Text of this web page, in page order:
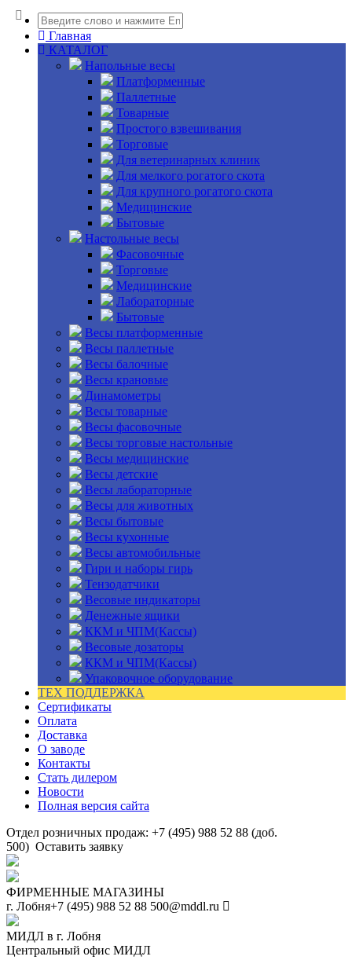
Главная
КАТАЛОГ
Напольные весы
Платформенные
Паллетные
Товарные
Простого взвешивания
Торговые
Для ветеринарных клиник
Для мелкого рогатого скота
Для крупного рогатого скота
Медицинские
Бытовые
Настольные весы
Фасовочные
Торговые
Медицинские
Лабораторные
Бытовые
Весы платформенные
Весы паллетные
Весы балочные
Весы крановые
Динамометры
Весы товарные
Весы фасовочные
Весы торговые настольные
Весы медицинские
Весы детские
Весы лабораторные
Весы для животных
Весы бытовые
Весы кухонные
Весы автомобильные
Гири и наборы гирь
Тензодатчики
Весовые индикаторы
Денежные ящики
ККМ и ЧПМ(Кассы)
Весовые дозаторы
ККМ и ЧПМ(Кассы)
Упаковочное оборудование
ТЕХ ПОДДЕРЖКА
Сертификаты
Оплата
Доставка
О заводе
Контакты
Стать дилером
Новости
Полная версия сайта
Отдел розничных продаж: +7 (495) 988 52 88 (доб.
500) Оставить заявку
ФИРМЕННЫЕ МАГАЗИНЫ
г. Лобня+7 (495) 988 52 88 500@mddl.ru
МИДЛ в г. Лобня
Центральный офис МИДЛ